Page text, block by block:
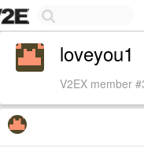
loveyou1
V2EX member